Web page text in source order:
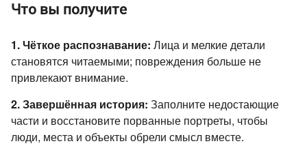
Что вы получите
1. Чёткое распознавание: Лица и мелкие детали
становятся читаемыми; повреждения больше не
привлекают внимание.
2. Завершённая история: Заполните недостающие
части и восстановите порванные портреты, чтобы
люди, места и объекты обрели смысл вместе.